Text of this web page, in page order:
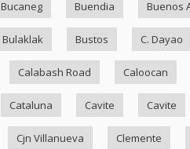
Bucaneg Buendia Buenos
Bulaklak Bustos C. Dayao
Calabash Road Caloocan
Cataluna Cavite Cavite
Cjn Villanueva Clemente